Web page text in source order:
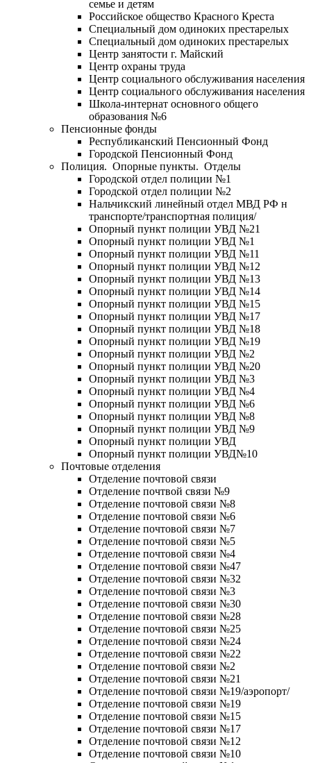
семье и детям
Российское общество Красного Креста
Специальный дом одиноких престарелых
Специальный дом одиноких престарелых
Центр занятости г. Майский
Центр охраны труда
Центр социального обслуживания населения
Центр социального обслуживания населения
Школа-интернат основного общего
образования №6
Пенсионные фонды
Республиканский Пенсионный Фонд
Городской Пенсионный Фонд
Полиция. Опорные пункты. Отделы
Городской отдел полиции №1
Городской отдел полиции №2
Нальчикский линейный отдел МВД РФ н
транспорте/транспортная полиция/
Опорный пункт полиции УВД №21
Опорный пункт полиции УВД №1
Опорный пункт полиции УВД №11
Опорный пункт полиции УВД №12
Опорный пункт полиции УВД №13
Опорный пункт полиции УВД №14
Опорный пункт полиции УВД №15
Опорный пункт полиции УВД №17
Опорный пункт полиции УВД №18
Опорный пункт полиции УВД №19
Опорный пункт полиции УВД №2
Опорный пункт полиции УВД №20
Опорный пункт полиции УВД №3
Опорный пункт полиции УВД №4
Опорный пункт полиции УВД №6
Опорный пункт полиции УВД №8
Опорный пункт полиции УВД №9
Опорный пункт полиции УВД
Опорный пункт полиции УВД№10
Почтовые отделения
Отделение почтовой связи
Отделение почтвой связи №9
Отделение почтовой связи №8
Отделение почтовой связи №6
Отделение почтовой связи №7
Отделение почтовой связи №5
Отделение почтовой связи №4
Отделение почтовой связи №47
Отделение почтовой связи №32
Отделение почтовой связи №3
Отделение почтовой связи №30
Отделение почтовой связи №28
Отделение почтовой связи №25
Отделение почтовой связи №24
Отделение почтовой связи №22
Отделение почтовой связи №2
Отделение почтовой связи №21
Отделение почтовой связи №19/аэропорт/
Отделение почтовой связи №19
Отделение почтовой связи №15
Отделение почтовой связи №17
Отделение почтовой связи №12
Отделение почтовой связи №10